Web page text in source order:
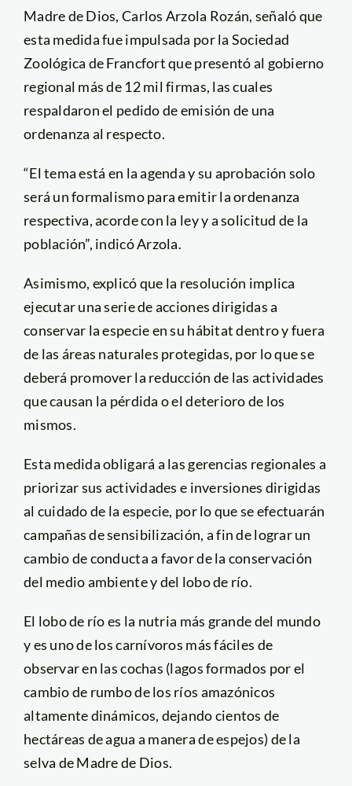
Madre de Dios, Carlos Arzola Rozán, señaló que
esta medida fue impulsada por la Sociedad
Zoológica de Francfort que presentó al gobierno
regional más de 12 mil firmas, las cuales
respaldaron el pedido de emisión de una
ordenanza al respecto.
“El tema está en la agenda y su aprobación solo
será un formalismo para emitir la ordenanza
respectiva, acorde con la ley y a solicitud de la
población”, indicó Arzola.
Asimismo, explicó que la resolución implica
ejecutar una serie de acciones dirigidas a
conservar la especie en su hábitat dentro y fuera
de las áreas naturales protegidas, por lo que se
deberá promover la reducción de las actividades
que causan la pérdida o el deterioro de los
mismos.
Esta medida obligará a las gerencias regionales a
priorizar sus actividades e inversiones dirigidas
al cuidado de la especie, por lo que se efectuarán
campañas de sensibilización, a fin de lograr un
cambio de conducta a favor de la conservación
del medio ambiente y del lobo de río.
El lobo de río es la nutria más grande del mundo
y es uno de los carnívoros más fáciles de
observar en las cochas (lagos formados por el
cambio de rumbo de los ríos amazónicos
altamente dinámicos, dejando cientos de
hectáreas de agua a manera de espejos) de la
selva de Madre de Dios.